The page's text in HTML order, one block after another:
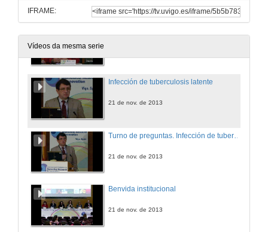
IFRAME:
Vídeos da mesma serie
Infección de tuberculosis latente
21 de nov. de 2013
21 de nov. de 2013
Benvida institucional
21 de nov. de 2013